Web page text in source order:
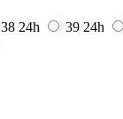
38 24h 39 24h